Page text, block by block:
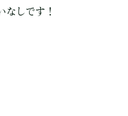
なしです！